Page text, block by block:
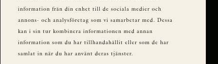
information från din enhet till de sociala medier och
annons- och analysföretag som vi samarbetar med. Dessa
kan i sin tur kombinera informationen med annan
information som du har tillhandahållit eller som de har
samlat in när du har använt deras tjänster.